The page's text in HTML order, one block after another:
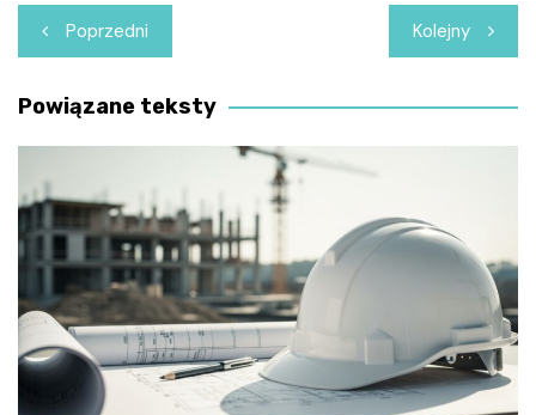
Nawigacja
wpisu
Poprzedni Kolejny
Powiązane teksty